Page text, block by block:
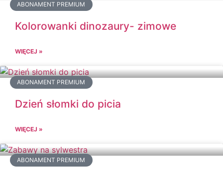
ABONAMENT PREMIUM
Kolorowanki dinozaury- zimowe
WIĘCEJ »
ABONAMENT PREMIUM
Dzień słomki do picia
WIĘCEJ »
ABONAMENT PREMIUM